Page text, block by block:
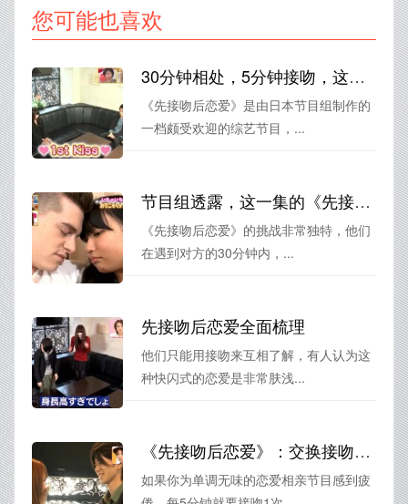
您可能也喜欢
30分钟相处，5分钟接吻，这就是《先接吻后恋爱》
《先接吻后恋爱》是由日本节目组制作的
一档颇受欢迎的综艺节目，...
节目组透露，这一集的《先接吻后恋爱》将会有哪些惊喜？
《先接吻后恋爱》的挑战非常独特，他们
在遇到对方的30分钟内，...
先接吻后恋爱全面梳理
他们只能用接吻来互相了解，有人认为这
种快闪式的恋爱是非常肤浅...
《先接吻后恋爱》：交换接吻，打开恋爱的新通道
如果你为单调无味的恋爱相亲节目感到疲